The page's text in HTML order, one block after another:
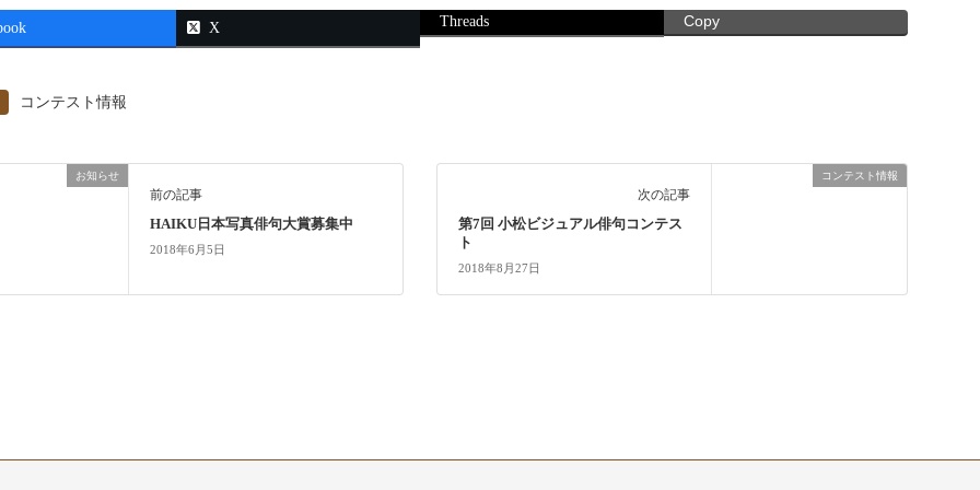
X Threads Copy
コンテスト情報
お知らせ
前の記事
HAIKU日本写真俳句大賞募集中
2018年6月5日
コンテスト情報
次の記事
第7回 小松ビジュアル俳句コンテス
ト
2018年8月27日